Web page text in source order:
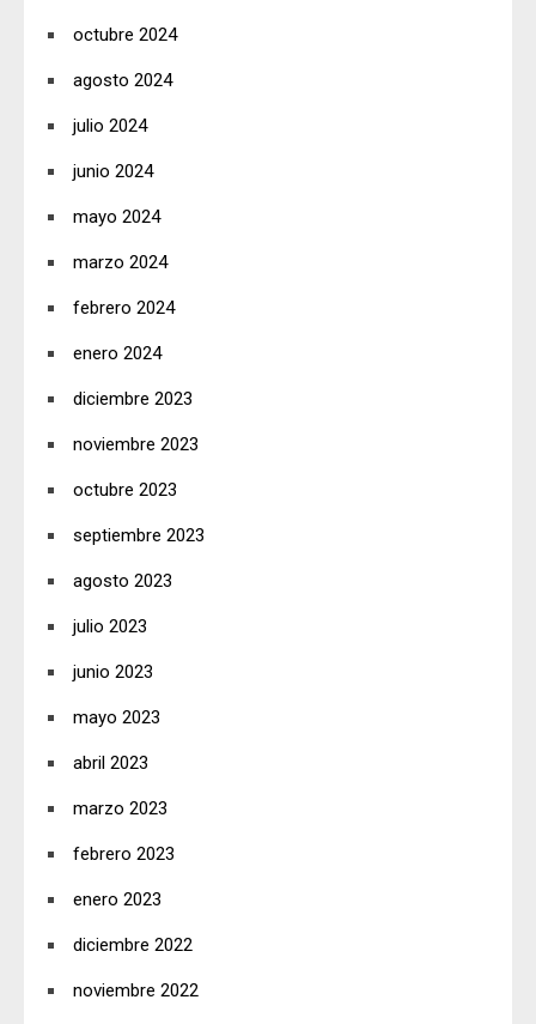
octubre 2024
agosto 2024
julio 2024
junio 2024
mayo 2024
marzo 2024
febrero 2024
enero 2024
diciembre 2023
noviembre 2023
octubre 2023
septiembre 2023
agosto 2023
julio 2023
junio 2023
mayo 2023
abril 2023
marzo 2023
febrero 2023
enero 2023
diciembre 2022
noviembre 2022